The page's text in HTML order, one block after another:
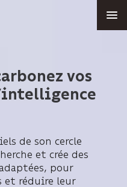
vos
de son cercle
et crée des
pour
et réduire leur